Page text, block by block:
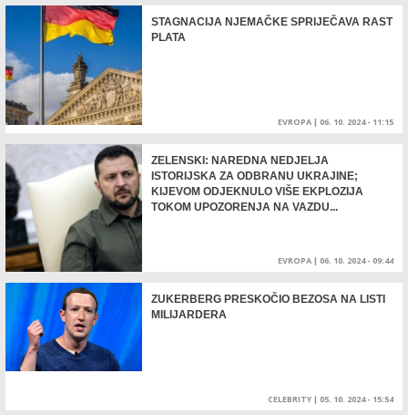
STAGNACIJA NJEMAČKE SPRIJEČAVA RAST
PLATA
EVROPA | 06. 10. 2024 - 11:15
ZELENSKI: NAREDNA NEDJELJA
ISTORIJSKA ZA ODBRANU UKRAJINE;
KIJEVOM ODJEKNULO VIŠE EKPLOZIJA
TOKOM UPOZORENJA NA VAZDU...
EVROPA | 06. 10. 2024 - 09:44
ZUKERBERG PRESKOČIO BEZOSA NA LISTI
MILIJARDERA
CELEBRITY | 05. 10. 2024 - 15:54